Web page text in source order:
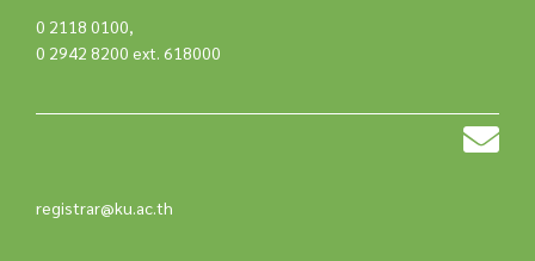
0 2118 0100,
0 2942 8200 ext. 618000
registrar@ku.ac.th